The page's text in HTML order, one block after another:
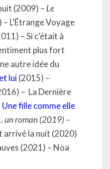
(2009) – Le
– L’Étrange Voyage
– Si c’était à
plus fort
autre idée du
lui(2015) –
– La Dernière
Une fille comme elle
un roman (2019) –
arrivé la nuit (2020)
(2021) – Noa